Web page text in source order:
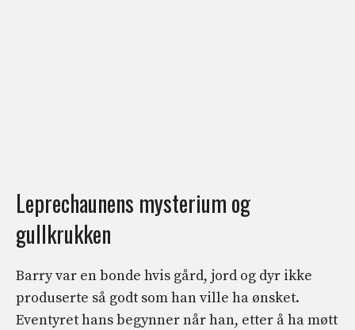
Leprechaunens mysterium og
gullkrukken
Barry var en bonde hvis gård, jord og dyr ikke
produserte så godt som han ville ha ønsket.
Eventyret hans begynner når han, etter å ha møtt